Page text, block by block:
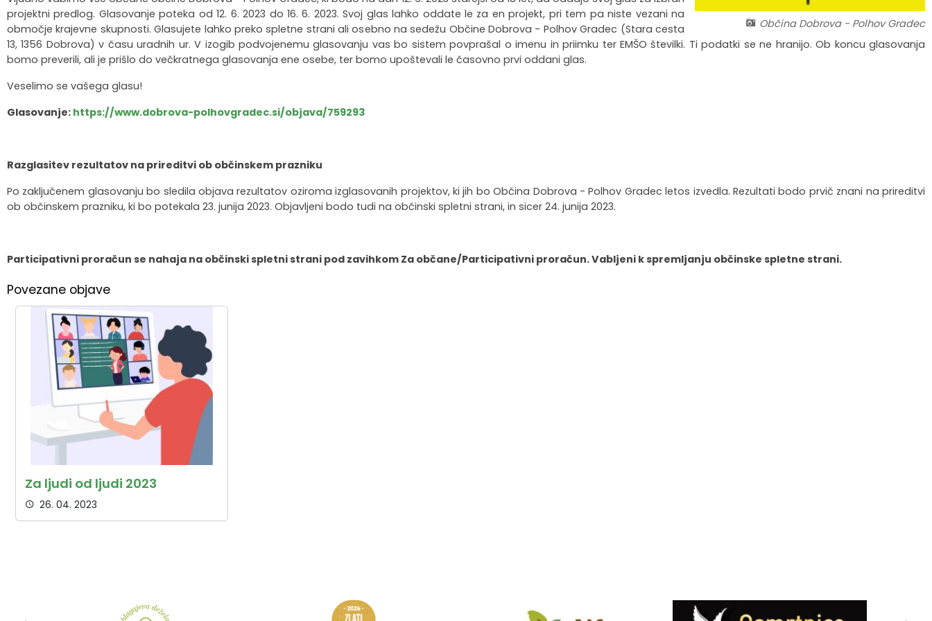
Občina Dobrova - Polhov Gradec
projektni predlog. Glasovanje poteka od 12. 6. 2023 do 16. 6. 2023. Svoj glas lahko oddate le za en projekt, pri tem pa niste vezani na
območje krajevne skupnosti. Glasujete lahko preko spletne strani ali osebno na sedežu Občine Dobrova - Polhov Gradec (Stara cesta
13, 1356 Dobrova) v času uradnih ur. V izogib podvojenemu glasovanju vas bo sistem povprašal o imenu in priimku ter EMŠO številki. Ti podatki se ne hranijo. Ob koncu glasovanja
bomo preverili, ali je prišlo do večkratnega glasovanja ene osebe, ter bomo upoštevali le časovno prvi oddani glas.
Veselimo se vašega glasu!
Glasovanje: https://www.dobrova-polhovgradec.si/objava/759293
Razglasitev rezultatov na prireditvi ob občinskem prazniku
Po zaključenem glasovanju bo sledila objava rezultatov oziroma izglasovanih projektov, ki jih bo Občina Dobrova - Polhov Gradec letos izvedla. Rezultati bodo prvič znani na prireditvi
ob občinskem prazniku, ki bo potekala 23. junija 2023. Objavljeni bodo tudi na občinski spletni strani, in sicer 24. junija 2023.
Participativni proračun se nahaja na občinski spletni strani pod zavihkom Za občane/Participativni proračun. Vabljeni k spremljanju občinske spletne strani.
Povezane objave
Za ljudi od ljudi 2023
26. 04. 2023
Krajevne skupnosti
Gasilstvo in civilna zaščita
Občinski nagrajenci
Strateški dokumenti
Javni zavod Polhograjska graščina
Turistična taksa
Vprašajte občino
Predlagajte občini
Oskrba najdenih živali
Letovanje za starejše
Organizacije s področja socialnega varstva
Portal eUprava
Zasebni vrtci in varuhi predšolskih otrok
Merilniki hitrosti
Lokalni ponudniki hrane in izdelkov
Trajnostni razvoj turizma
Osmrtnice
Cenik storitev
Režijski obrat
JP VOKA SNAGA